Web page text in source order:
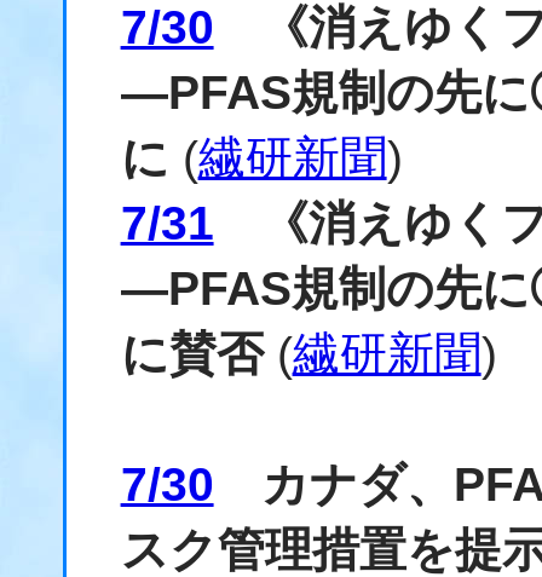
7/30 《消えゆく
―PFAS規制の先
に (繊研新聞)
7/31 《消えゆく
―PFAS規制の先
に賛否(繊研新聞)
7/30 カナダ、
スク管理措置を提